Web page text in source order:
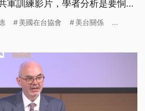
軍訓練影片，學者分析是要恫嚇
美國在台協會 美台關係 ...